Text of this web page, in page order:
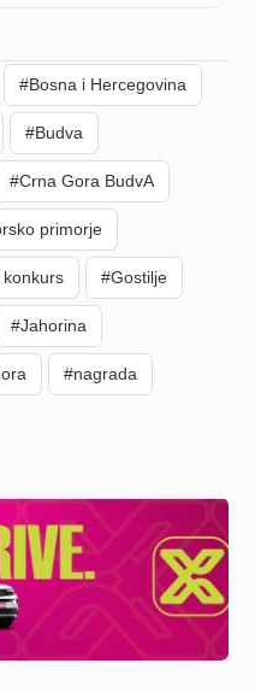
#Bosna i Hercegovina
#Budva
#Crna Gora BudvA
primorje
#Gostilje
#Jahorina
#nagrada